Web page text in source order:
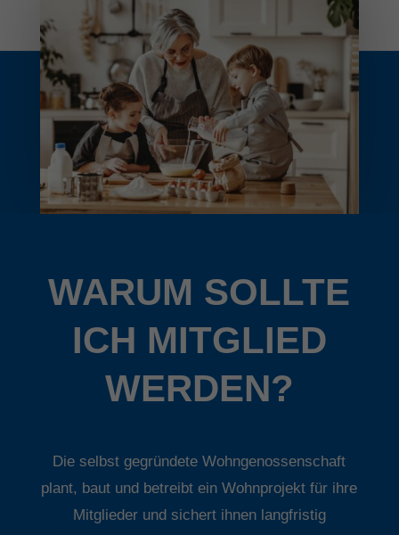
WARUM SOLLTE
ICH MITGLIED
WERDEN?
Die selbst gegründete Wohngenossenschaft
plant, baut und betreibt ein Wohnprojekt für ihre
Mitglieder und sichert ihnen langfristig